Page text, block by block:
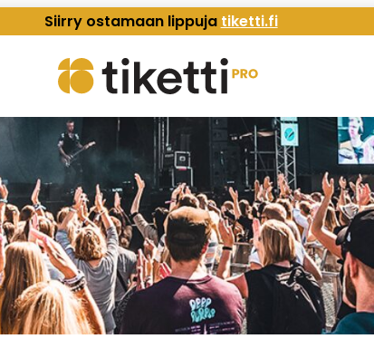
Siirry ostamaan lippuja tiketti.fi